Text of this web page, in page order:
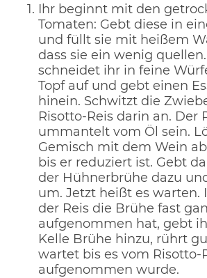
Ihr beginnt mit den
Tomaten: Gebt diese in
und füllt sie mit heißem
dass sie ein wenig
schneidet ihr in feine
Topf auf und gebt einen
hinein. Schwitzt die
Risotto-Reis darin an. Der
ummantelt vom Öl sein.
Gemisch mit dem Wein
bis er reduziert ist. Gebt
der Hühnerbrühe dazu
um. Jetzt heißt es warten.
der Reis die Brühe fast
aufgenommen hat, gebt
Kelle Brühe hinzu, rührt
wartet bis es vom Risotto-
aufgenommen wurde.